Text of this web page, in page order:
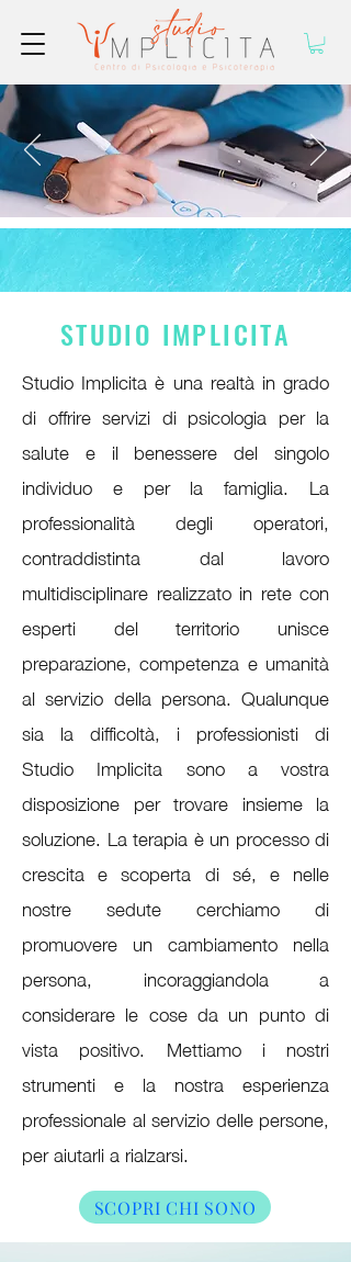
STUDIO IMPLICITA
Studio Implicita è una realtà in grado
di offrire servizi di psicologia per la
salute e il benessere del singolo
individuo e per la famiglia. La
professionalità degli operatori,
contraddistinta dal lavoro
multidisciplinare realizzato in rete con
esperti del territorio unisce
preparazione, competenza e umanità
al servizio della persona. Qualunque
sia la difficoltà, i professionisti di
Studio Implicita sono a vostra
disposizione per trovare insieme la
soluzione. La terapia è un processo di
crescita e scoperta di sé, e nelle
nostre sedute cerchiamo di
promuovere un cambiamento nella
persona, incoraggiandola a
considerare le cose da un punto di
vista positivo. Mettiamo i nostri
strumenti e la nostra esperienza
professionale al servizio delle persone,
per aiutarli a rialzarsi.
SCOPRI CHI SONO